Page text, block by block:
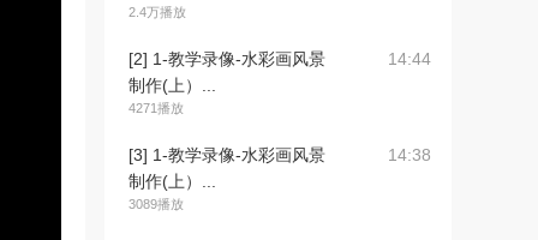
2.4万播放
[2] 1-教学录像-水彩画风景
制作(上）...
4271播放
14:44
[3] 1-教学录像-水彩画风景
制作(上）...
3089播放
14:38